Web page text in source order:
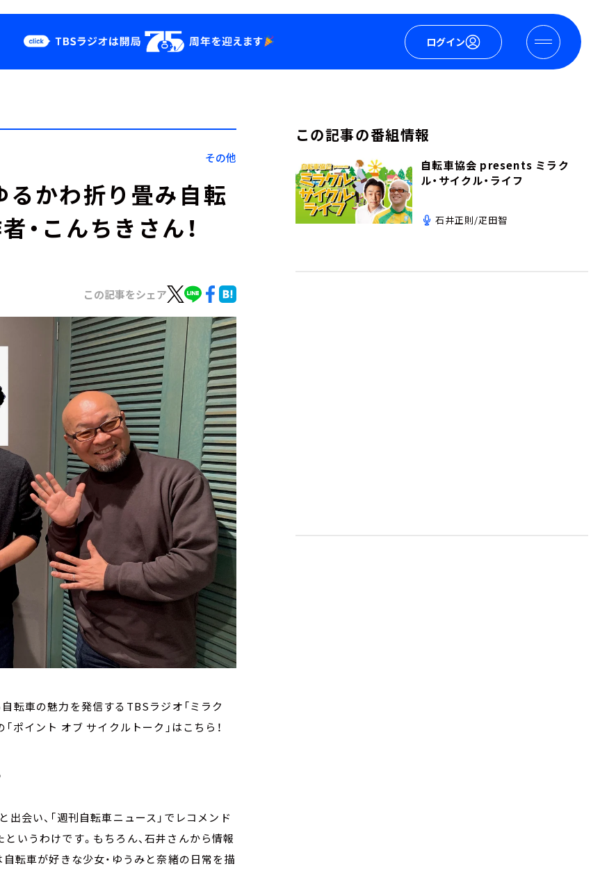
ログイン
YouTube
その他
るかわ折り畳み自転
・こんちきさん！
この記事をシェア
転車の魅力を発信するTBSラジオ「ミラク
ポイント オブ サイクルトーク」はこちら！
会い、「週刊自転車ニュース」でレコメンド
いうわけです。もちろん、石井さんから情報
転車が好きな少女・ゆうみと奈緒の日常を描
この記事の番組情報
自転車協会 presents ミラク
ル・サイクル・ライフ
石井正則/疋田智